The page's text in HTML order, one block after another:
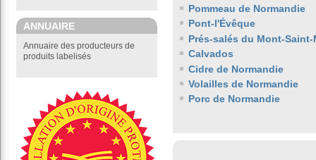
ANNUAIRE
Annuaire des producteurs de
produits labelisés
Pommeau de Normandie
Pont-l'Évêque
Prés-salés du Mont-
Calvados
Cidre de Normandie
Volailles de Normandie
Porc de Normandie